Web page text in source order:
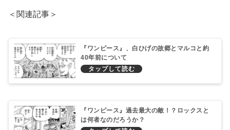
＜関連記事＞
『ワンピース』、白ひげの故郷とマルコと約
40年前について
『ワンピース』過去最大の敵！？ロックスと
は何者なのだろうか？